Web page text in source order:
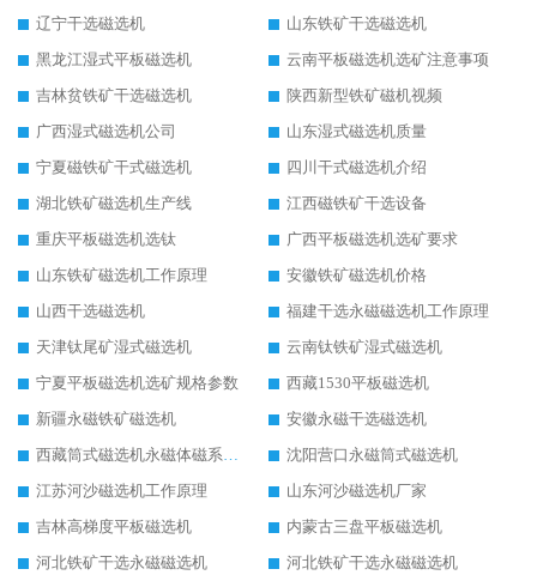
辽宁干选磁选机
山东铁矿干选磁选机
黑龙江湿式平板磁选机
云南平板磁选机选矿注意事项
吉林贫铁矿干选磁选机
陕西新型铁矿磁机视频
广西湿式磁选机公司
山东湿式磁选机质量
宁夏磁铁矿干式磁选机
四川干式磁选机介绍
湖北铁矿磁选机生产线
江西磁铁矿干选设备
重庆平板磁选机选钛
广西平板磁选机选矿要求
山东铁矿磁选机工作原理
安徽铁矿磁选机价格
山西干选磁选机
福建干选永磁磁选机工作原理
天津钛尾矿湿式磁选机
云南钛铁矿湿式磁选机
宁夏平板磁选机选矿规格参数
西藏1530平板磁选机
新疆永磁铁矿磁选机
安徽永磁干选磁选机
沈阳营口永磁筒式磁选机
江苏河沙磁选机工作原理
山东河沙磁选机厂家
吉林高梯度平板磁选机
内蒙古三盘平板磁选机
河北铁矿干选永磁磁选机
河北铁矿干选永磁磁选机